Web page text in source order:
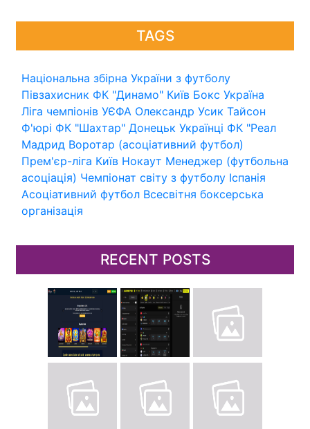
TAGS
Національна збірна України з футболу
Півзахисник ФК "Динамо" Київ Бокс Україна
Ліга чемпіонів УЄФА Олександр Усик Тайсон
Ф'юрі ФК "Шахтар" Донецьк Українці ФК "Реал
Мадрид Воротар (асоціативний футбол)
Прем'єр-ліга Київ Нокаут Менеджер (футбольна
асоціація) Чемпіонат світу з футболу Іспанія
Асоціативний футбол Всесвітня боксерська
організація
RECENT POSTS